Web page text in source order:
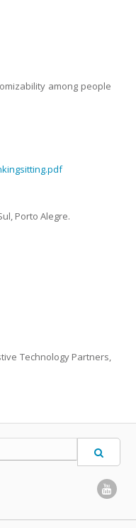
among people
Porto Alegre.
Technology Partners,